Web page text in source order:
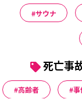
サウナ
死亡事
高齢者 事